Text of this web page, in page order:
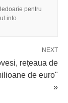
pentru
NEXT
rețeaua de
de euro"
»